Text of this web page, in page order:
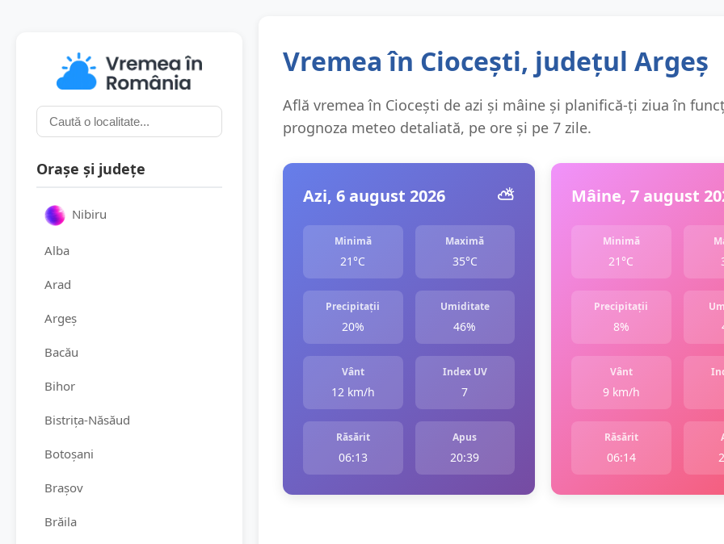
Orașe și județe
Nibiru
Alba
Arad
Argeș
Bacău
Bihor
Bistrița-Năsăud
Botoșani
Brașov
Brăila
Vremea în Ciocești, județul Argeș
Află vremea în Ciocești de azi și mâine și planifică-ți ziua în
prognoza meteo detaliată, pe ore și pe 7 zile.
Azi, 6 august 2026 ⛅️
Minimă
21°C
Maximă
35°C
Precipitații
20%
Umiditate
46%
Vânt
12 km/h
Index UV
7
Răsărit
06:13
Apus
20:39
Mâine, 7 august
Minimă
21°C
Precipitații
8%
Vânt
9 km/h
Răsărit
06:14